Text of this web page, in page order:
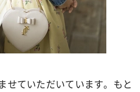
せていただいています。もと